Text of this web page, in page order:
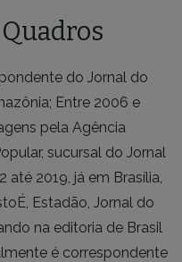
do Jornal do
Entre 2006 e
pela Agência
sucursal do Jornal
até 2019, já em Brasília,
Estadão, Jornal do
na editoria de Brasil
é correspondente